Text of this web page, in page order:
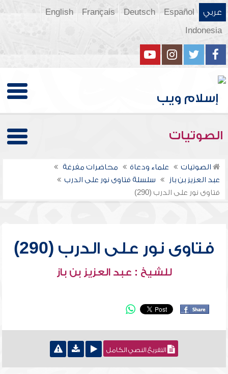
عربي Español
Deutsch
Français
English
Indonesia
الصوتيات
الصوتيات علماء ودعاة
محاضرات مفرغة
عبد العزيز بن باز
سلسلة فتاوى نور على الدرب
فتاوى نور على الدرب (290)
فتاوى نور على الدرب (290)
للشيخ : عبد العزيز بن باز
التفريغ النصي الكامل